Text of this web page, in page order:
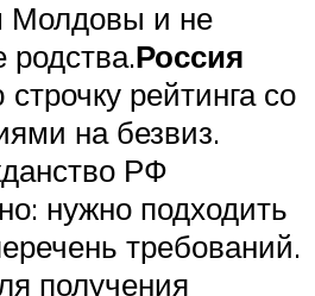
Молдовы и не
родства.Россия
рейтинга со
на безвиз.
РФ
нужно подходить
требований.
получения